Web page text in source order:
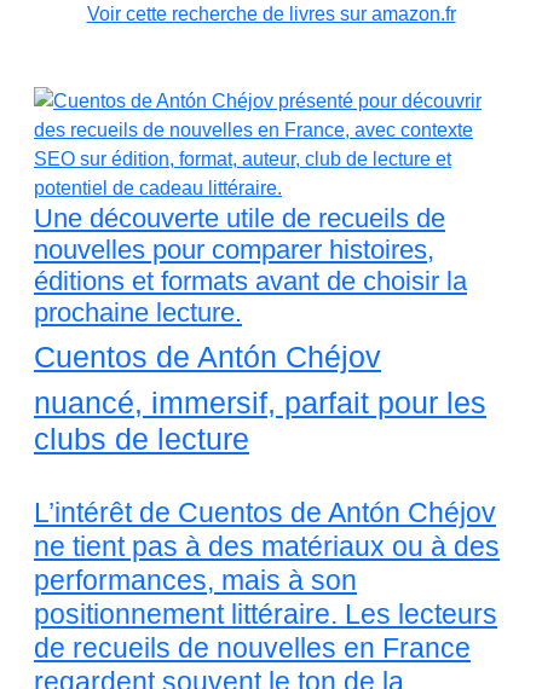
Voir cette recherche de livres sur amazon.fr
Une découverte utile de recueils de
nouvelles pour comparer histoires,
éditions et formats avant de choisir la
prochaine lecture.
Cuentos de Antón Chéjov
nuancé, immersif, parfait pour les
clubs de lecture
L’intérêt de Cuentos de Antón Chéjov
ne tient pas à des matériaux ou à des
performances, mais à son
positionnement littéraire. Les lecteurs
de recueils de nouvelles en France
regardent souvent le ton de la